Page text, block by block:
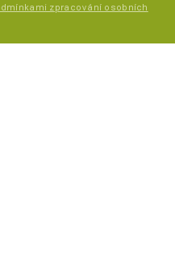
zpracování osobních